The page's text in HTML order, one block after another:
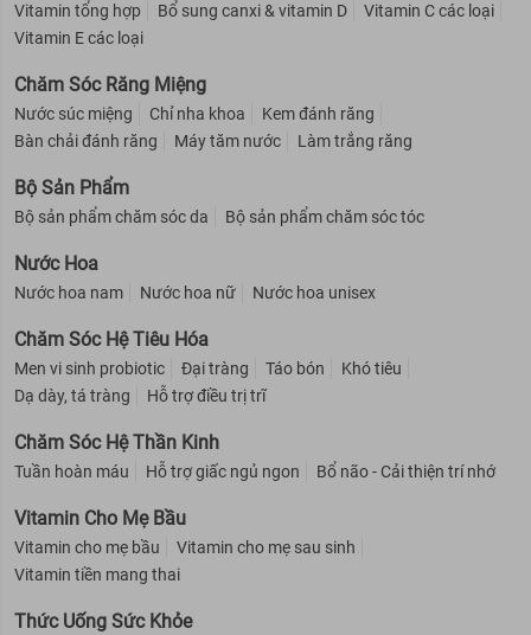
Vitamin tổng hợp Bổ sung canxi & vitamin D
Vitamin C các loại
Vitamin E các loại
Chăm Sóc Răng Miệng
Nước súc miệng Chỉ nha khoa
Kem đánh răng
Bàn chải đánh răng
Máy tăm nước Làm trắng răng
Bộ Sản Phẩm
Bộ sản phẩm chăm sóc da Bộ sản phẩm chăm sóc tóc
Nước Hoa
Nước hoa nam Nước hoa nữ Nước hoa unisex
Chăm Sóc Hệ Tiêu Hóa
Men vi sinh probiotic Đại tràng Táo bón
Khó tiêu
Dạ dày, tá tràng
Hỗ trợ điều trị trĩ
Chăm Sóc Hệ Thần Kinh
Tuần hoàn máu Hỗ trợ giấc ngủ ngon Bổ não - Cải thiện trí nhớ
Vitamin Cho Mẹ Bầu
Vitamin cho mẹ bầu
Vitamin cho mẹ sau sinh
Vitamin tiền mang thai
Thức Uống Sức Khỏe